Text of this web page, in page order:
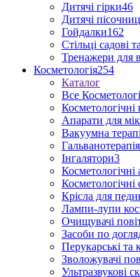
Дитячі гірки46
Дитячі
Гойдалки162
Стільці садові
Тренажери для
Косметологія254
Каталог
Все
Апарати для
Вакуумна
Інгалятори3
Косметологічні
Косметологічні
Крісла для
Лампи-лупи
Очищувачі
Засоби по
Перукарські та
Зволожувачі
Ультразвукові